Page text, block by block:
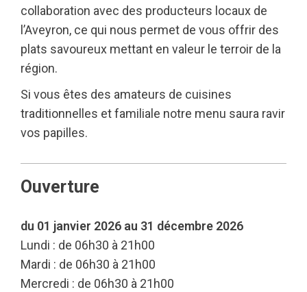
collaboration avec des producteurs locaux de
l’Aveyron, ce qui nous permet de vous offrir des
plats savoureux mettant en valeur le terroir de la
région.
Si vous êtes des amateurs de cuisines
traditionnelles et familiale notre menu saura ravir
vos papilles.
Ouverture
du 01 janvier 2026 au 31 décembre 2026
Lundi : de 06h30 à 21h00
Mardi : de 06h30 à 21h00
Mercredi : de 06h30 à 21h00